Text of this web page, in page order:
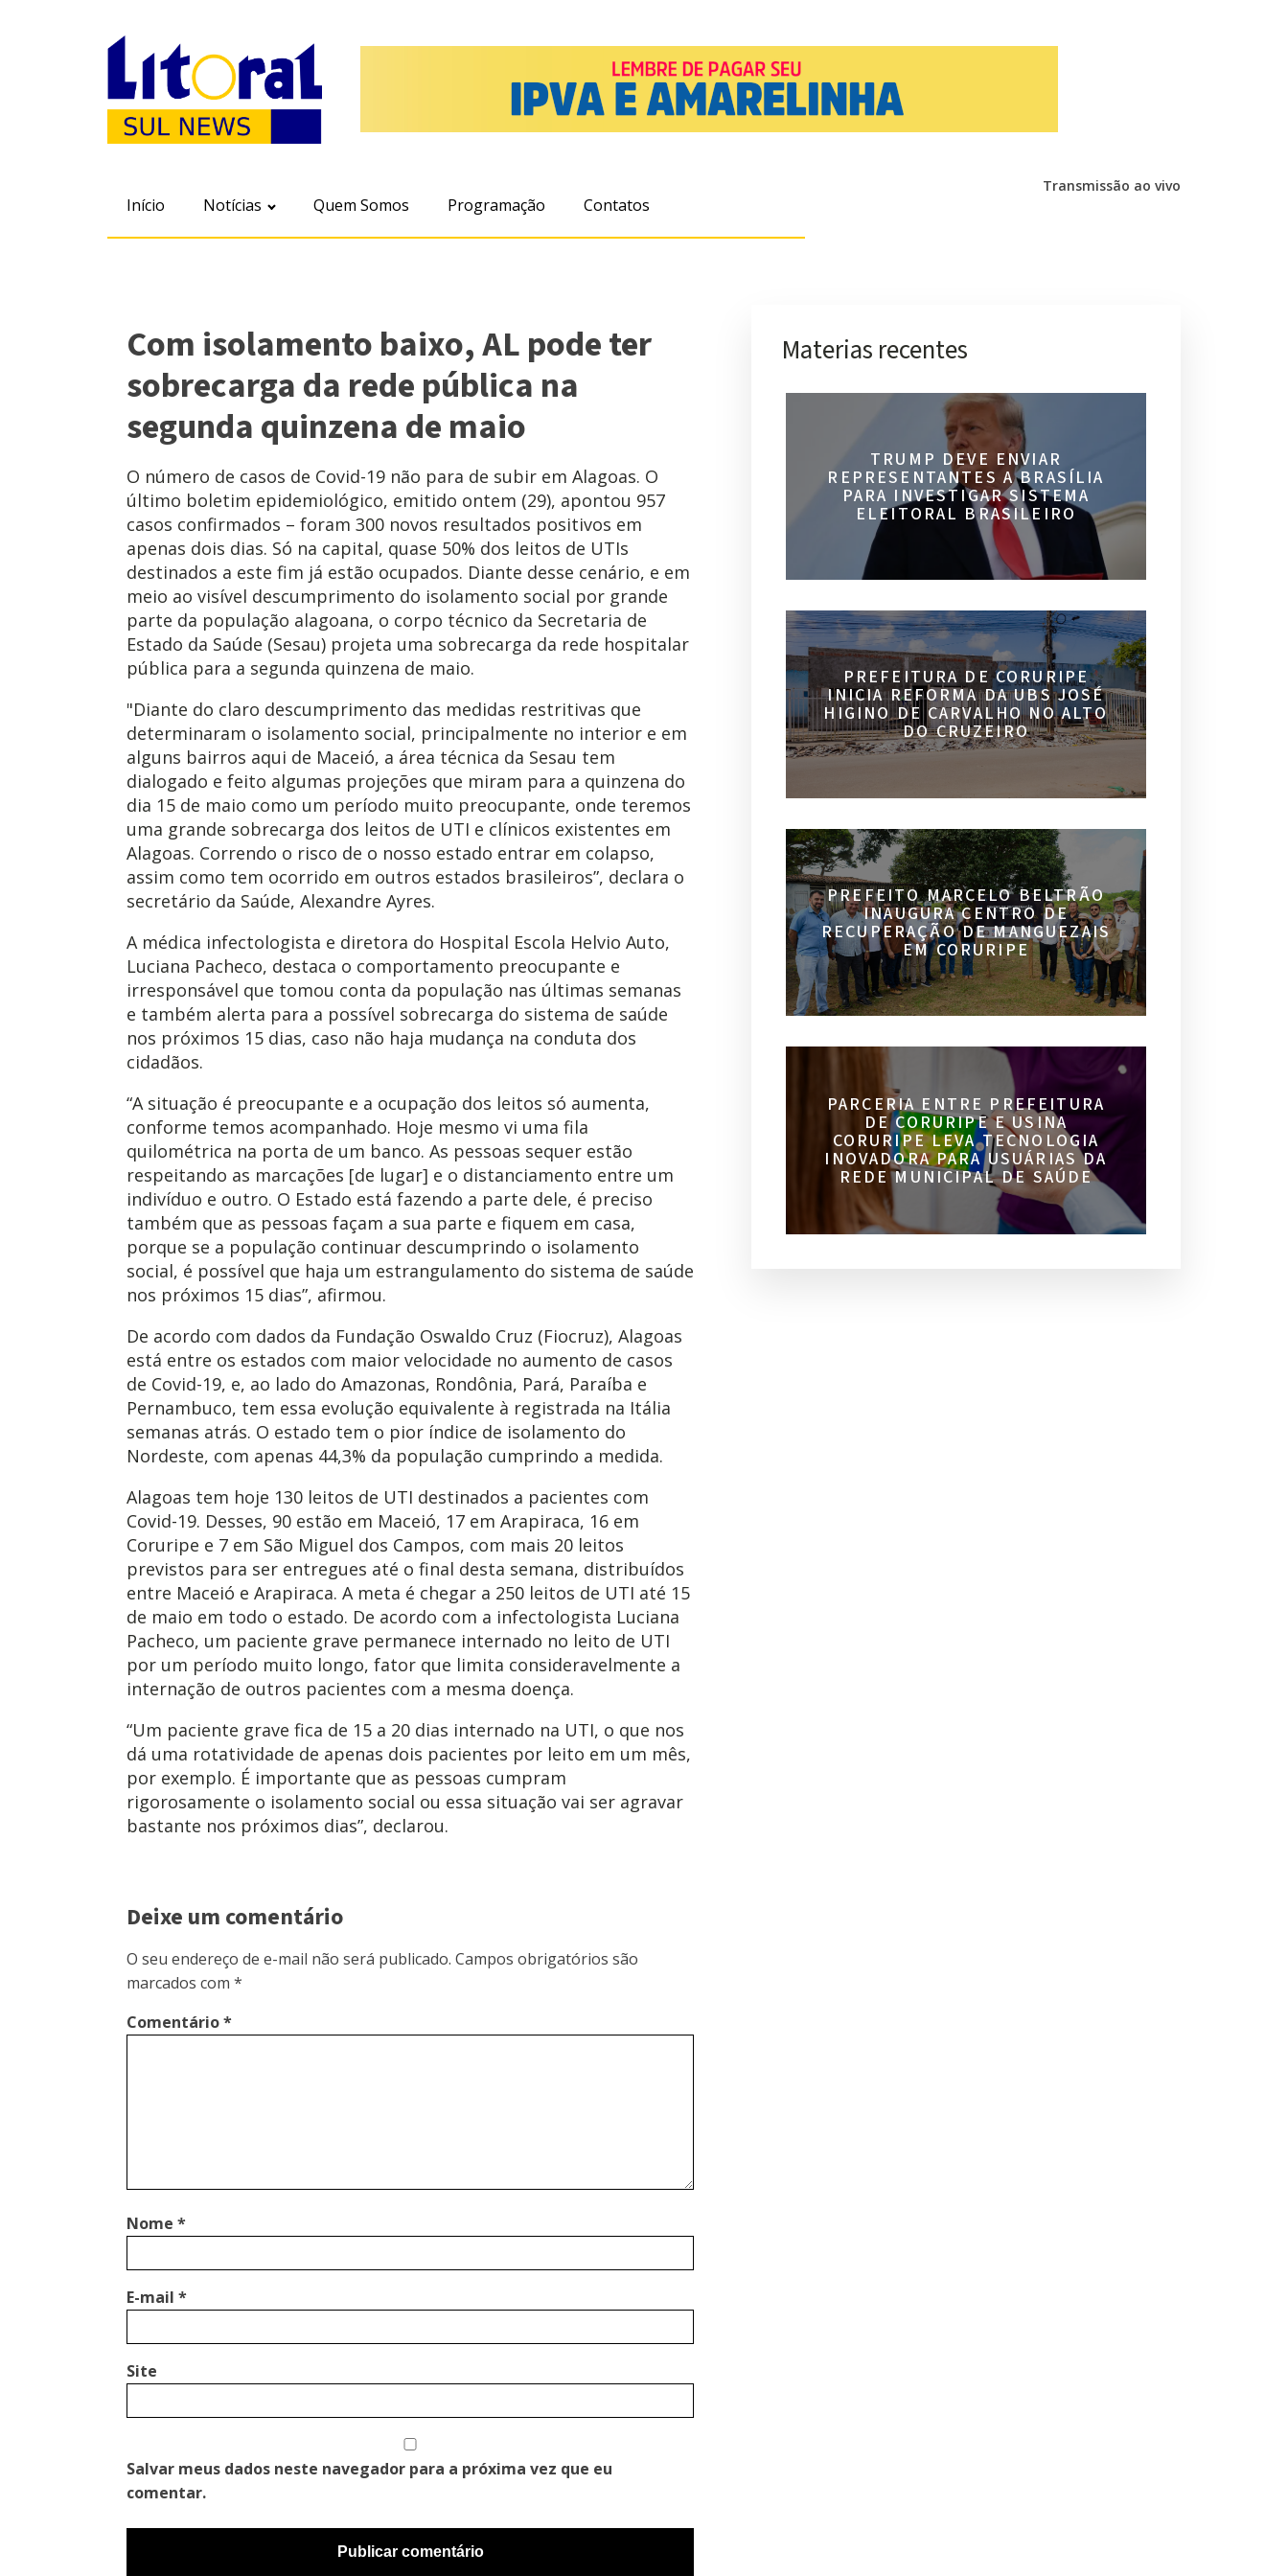
Início Notícias Quem Somos Programação Contatos
Transmissão ao vivo
Com isolamento baixo, AL pode ter
sobrecarga da rede pública na
segunda quinzena de maio
O número de casos de Covid-19 não para de subir em Alagoas. O
último boletim epidemiológico, emitido ontem (29), apontou 957
casos confirmados – foram 300 novos resultados positivos em
apenas dois dias. Só na capital, quase 50% dos leitos de UTIs
destinados a este fim já estão ocupados. Diante desse cenário, e em
meio ao visível descumprimento do isolamento social por grande
parte da população alagoana, o corpo técnico da Secretaria de
Estado da Saúde (Sesau) projeta uma sobrecarga da rede hospitalar
pública para a segunda quinzena de maio.
"Diante do claro descumprimento das medidas restritivas que
determinaram o isolamento social, principalmente no interior e em
alguns bairros aqui de Maceió, a área técnica da Sesau tem
dialogado e feito algumas projeções que miram para a quinzena do
dia 15 de maio como um período muito preocupante, onde teremos
uma grande sobrecarga dos leitos de UTI e clínicos existentes em
Alagoas. Correndo o risco de o nosso estado entrar em colapso,
assim como tem ocorrido em outros estados brasileiros”, declara o
secretário da Saúde, Alexandre Ayres.
A médica infectologista e diretora do Hospital Escola Helvio Auto,
Luciana Pacheco, destaca o comportamento preocupante e
irresponsável que tomou conta da população nas últimas semanas
e também alerta para a possível sobrecarga do sistema de saúde
nos próximos 15 dias, caso não haja mudança na conduta dos
cidadãos.
“A situação é preocupante e a ocupação dos leitos só aumenta,
conforme temos acompanhado. Hoje mesmo vi uma fila
quilométrica na porta de um banco. As pessoas sequer estão
respeitando as marcações [de lugar] e o distanciamento entre um
indivíduo e outro. O Estado está fazendo a parte dele, é preciso
também que as pessoas façam a sua parte e fiquem em casa,
porque se a população continuar descumprindo o isolamento
social, é possível que haja um estrangulamento do sistema de saúde
nos próximos 15 dias”, afirmou.
De acordo com dados da Fundação Oswaldo Cruz (Fiocruz), Alagoas
está entre os estados com maior velocidade no aumento de casos
de Covid-19, e, ao lado do Amazonas, Rondônia, Pará, Paraíba e
Pernambuco, tem essa evolução equivalente à registrada na Itália
semanas atrás. O estado tem o pior índice de isolamento do
Nordeste, com apenas 44,3% da população cumprindo a medida.
Alagoas tem hoje 130 leitos de UTI destinados a pacientes com
Covid-19. Desses, 90 estão em Maceió, 17 em Arapiraca, 16 em
Coruripe e 7 em São Miguel dos Campos, com mais 20 leitos
previstos para ser entregues até o final desta semana, distribuídos
entre Maceió e Arapiraca. A meta é chegar a 250 leitos de UTI até 15
de maio em todo o estado. De acordo com a infectologista Luciana
Pacheco, um paciente grave permanece internado no leito de UTI
por um período muito longo, fator que limita consideravelmente a
internação de outros pacientes com a mesma doença.
“Um paciente grave fica de 15 a 20 dias internado na UTI, o que nos
dá uma rotatividade de apenas dois pacientes por leito em um mês,
por exemplo. É importante que as pessoas cumpram
rigorosamente o isolamento social ou essa situação vai ser agravar
bastante nos próximos dias”, declarou.
Deixe um comentário
O seu endereço de e-mail não será publicado. Campos obrigatórios são
marcados com *
Comentário*
Nome *
E-mail *
Site
Salvar meus dados neste navegador para a próxima vez que eu
comentar.
Materias recentes
TRUMP DEVE ENVIAR
REPRESENTANTES A BRASÍLIA
PARA INVESTIGAR SISTEMA
ELEITORAL BRASILEIRO
PREFEITURA DE CORURIPE
INICIA REFORMA DA UBS JOSÉ
HIGINO DE CARVALHO NO ALTO
DO CRUZEIRO
PREFEITO MARCELO BELTRÃO
INAUGURA CENTRO DE
RECUPERAÇÃO DE MANGUEZAIS
EM CORURIPE
PARCERIA ENTRE PREFEITURA
DE CORURIPE E USINA
CORURIPE LEVA TECNOLOGIA
INOVADORA PARA USUÁRIAS DA
REDE MUNICIPAL DE SAÚDE